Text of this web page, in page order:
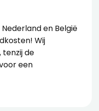
en België
Wij
tenzij de
een